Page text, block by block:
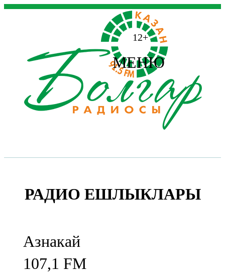
12+
МЕНЮ
РАДИО ЕШЛЫКЛАРЫ
Азнакай
107,1 FM